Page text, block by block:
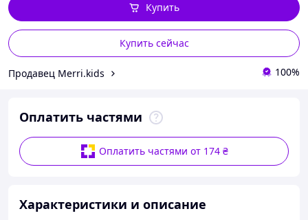
Купить сейчас
Купить
Продавец Merri.kids 100%
Оплатить частями
Оплатить частями от 174 ₴
Характеристики и описание